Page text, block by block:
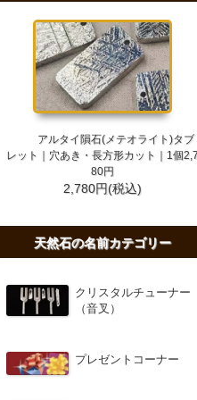
アルタイ隕石(メテオライト)タブ
レット｜穴あき・長方形カット｜1個
80円
2,780円(税込)
天然石の名前カテゴリー
クリスタルチューナー
（音叉）
プレゼントコーナー